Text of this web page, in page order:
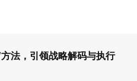
法，引领战略解码与执行